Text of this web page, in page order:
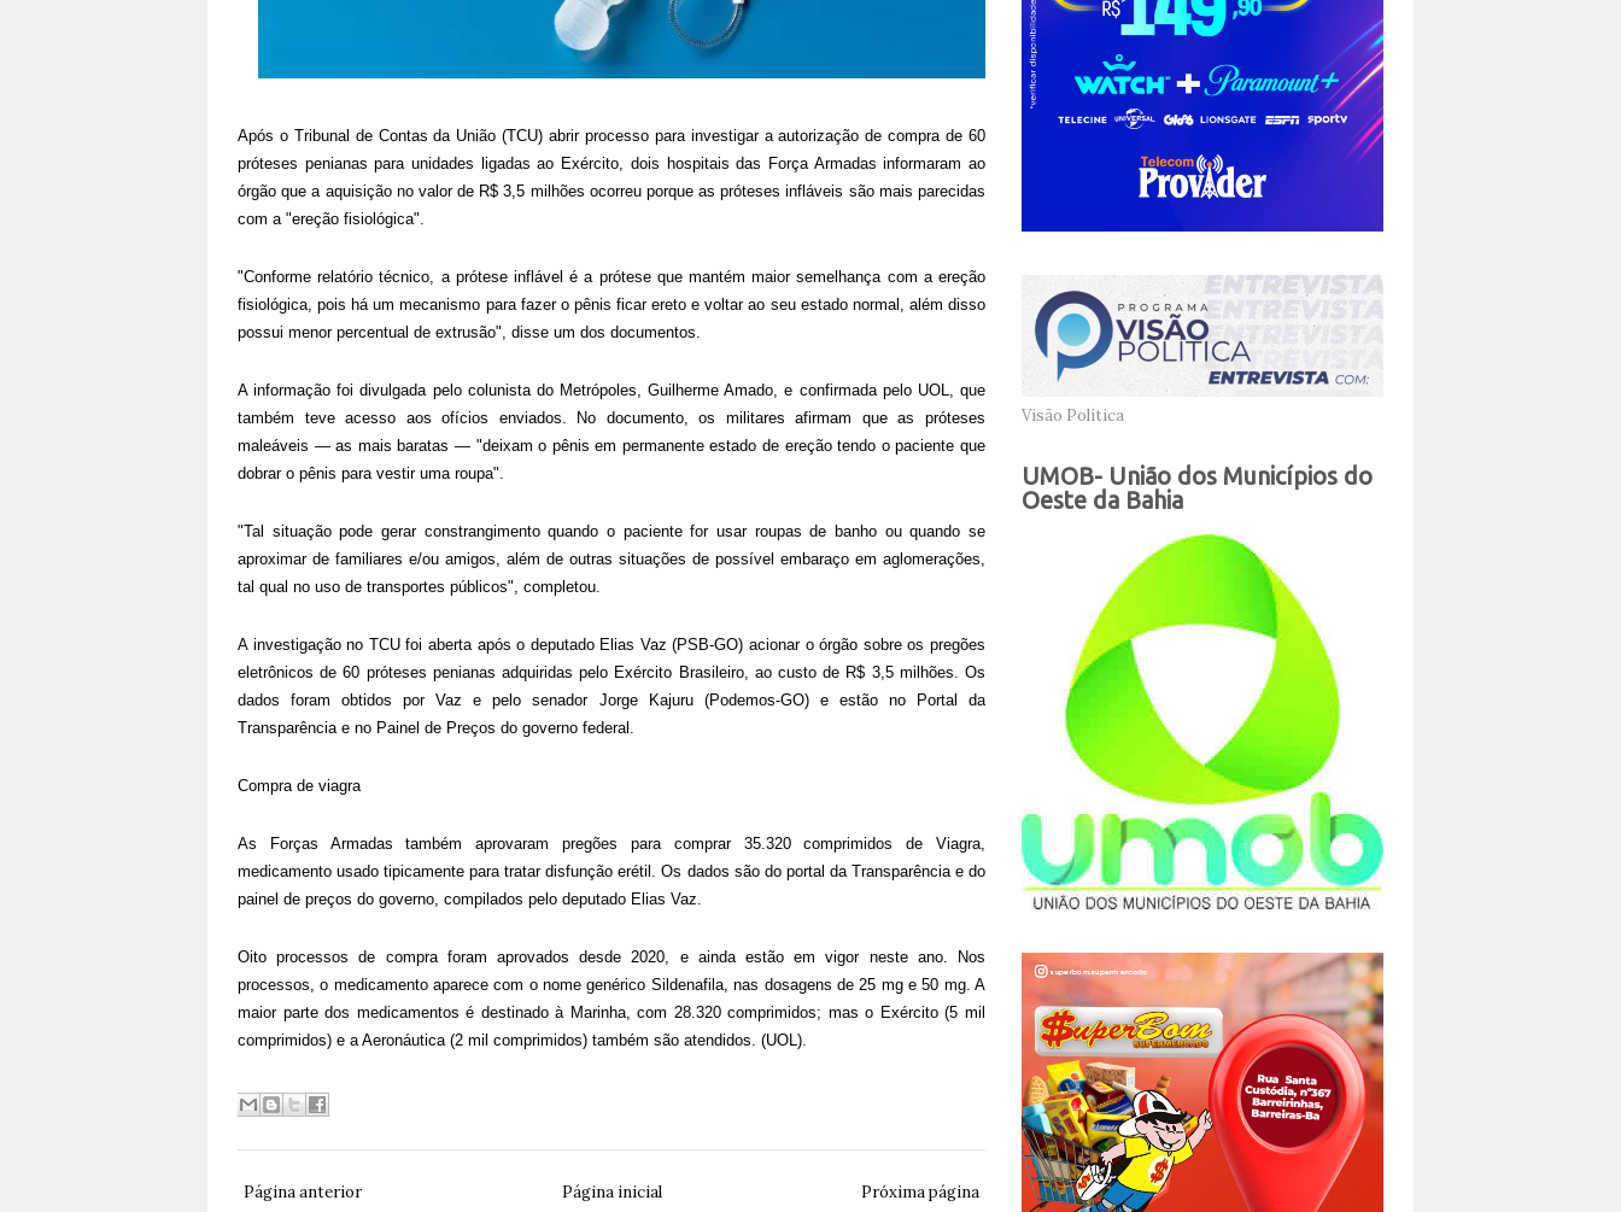
Após o Tribunal de Contas da União (TCU) abrir processo para investigar a autorização de compra de 60
próteses penianas para unidades ligadas ao Exército, dois hospitais das Força Armadas informaram ao
órgão que a aquisição no valor de R$ 3,5 milhões ocorreu porque as próteses infláveis são mais parecidas
com a "ereção fisiológica".
"Conforme relatório técnico, a prótese inflável é a prótese que mantém maior semelhança com a ereção
fisiológica, pois há um mecanismo para fazer o pênis ficar ereto e voltar ao seu estado normal, além disso
possui menor percentual de extrusão", disse um dos documentos.
A informação foi divulgada pelo colunista do Metrópoles, Guilherme Amado, e confirmada pelo UOL, que
também teve acesso aos ofícios enviados. No documento, os militares afirmam que as próteses
maleáveis — as mais baratas — "deixam o pênis em permanente estado de ereção tendo o paciente que
dobrar o pênis para vestir uma roupa".
"Tal situação pode gerar constrangimento quando o paciente for usar roupas de banho ou quando se
aproximar de familiares e/ou amigos, além de outras situações de possível embaraço em aglomerações,
tal qual no uso de transportes públicos", completou.
A investigação no TCU foi aberta após o deputado Elias Vaz (PSB-GO) acionar o órgão sobre os pregões
eletrônicos de 60 próteses penianas adquiridas pelo Exército Brasileiro, ao custo de R$ 3,5 milhões. Os
dados foram obtidos por Vaz e pelo senador Jorge Kajuru (Podemos-GO) e estão no Portal da
Transparência e no Painel de Preços do governo federal.
Compra de viagra
As Forças Armadas também aprovaram pregões para comprar 35.320 comprimidos de Viagra,
medicamento usado tipicamente para tratar disfunção erétil. Os dados são do portal da Transparência e do
painel de preços do governo, compilados pelo deputado Elias Vaz.
Oito processos de compra foram aprovados desde 2020, e ainda estão em vigor neste ano. Nos
processos, o medicamento aparece com o nome genérico Sildenafila, nas dosagens de 25 mg e 50 mg. A
maior parte dos medicamentos é destinado à Marinha, com 28.320 comprimidos; mas o Exército (5 mil
comprimidos) e a Aeronáutica (2 mil comprimidos) também são atendidos. (UOL).
Página anterior Próxima página
Página inicial
Visão Política
UMOB- União dos Municípios do
Oeste da Bahia